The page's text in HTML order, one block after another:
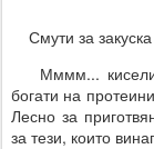
Смути за
Мммм... кисели
богати на
Лесно за
за тези, които